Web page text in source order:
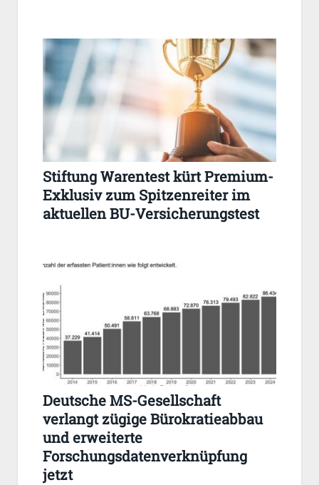
Stiftung Warentest kürt Premium-
Exklusiv zum Spitzenreiter im
aktuellen BU-Versicherungstest
Deutsche MS-Gesellschaft
verlangt zügige Bürokratieabbau
und erweiterte
Forschungsdatenverknüpfung
jetzt